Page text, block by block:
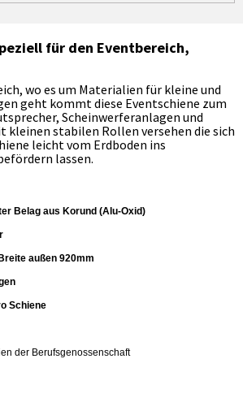
für den Eventbereich,
wo es um Materialien für kleine und
geht kommt diese Eventschiene zum
Scheinwerferanlagen und
kleinen stabilen Rollen versehen die sich
leicht vom Erdboden ins
lassen.
Belag aus Korund (Alu-Oxid)
außen 920mm
Schiene
der Berufsgenossenschaft